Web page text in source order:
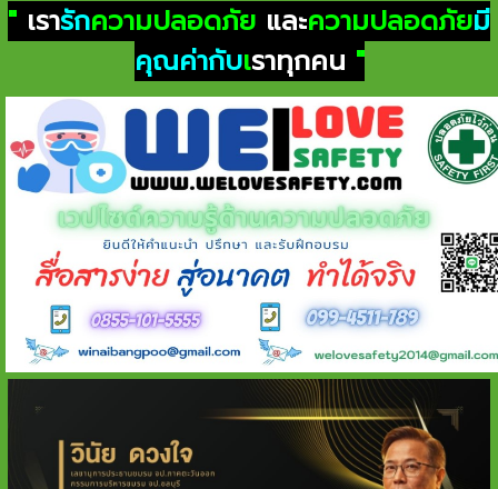
" เรารักความปลอดภัย และความปลอดภัยมี
คุณค่ากับเราทุกคน "